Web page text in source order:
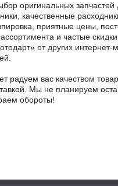
оригинальных
качественные
приятные цены,
и частые
от других интернет-
радуем вас качеством
Мы не планируем
обороты!